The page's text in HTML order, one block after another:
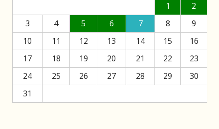
1
2
3
4 5 6 7 8
9
10
11 12 13 14 15
16
17
18 19 20 21 22
23
24
25 26 27 28 29
30
31